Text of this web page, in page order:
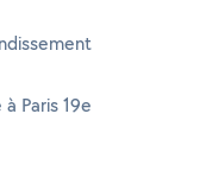
Paris 19e